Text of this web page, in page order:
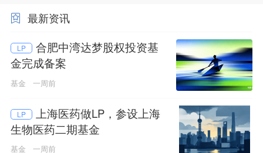
最新资讯
LP
合肥中湾达梦股权投资基
金完成备案
基金 一周前
LP
上海医药做LP，参设上海
生物医药二期基金
基金 一周前